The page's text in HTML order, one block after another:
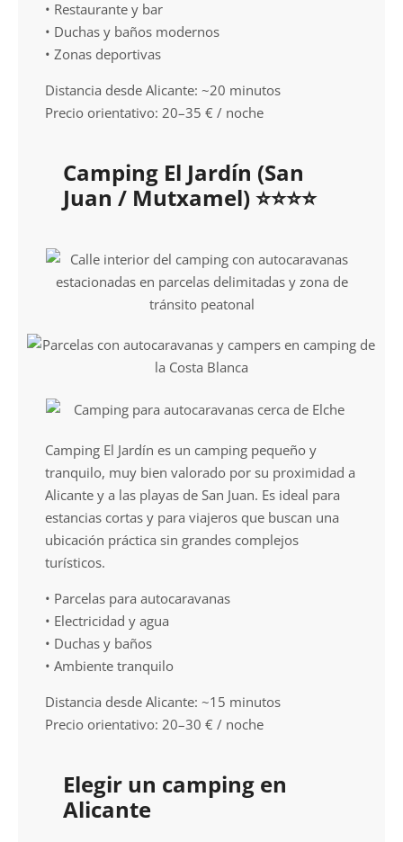
• Restaurante y bar
• Duchas y baños modernos
• Zonas deportivas
Distancia desde Alicante: ~20 minutos
Precio orientativo: 20–35 € / noche
Camping El Jardín (San
Juan / Mutxamel) ⭐⭐⭐⭐
Camping El Jardín es un camping pequeño y
tranquilo, muy bien valorado por su proximidad a
Alicante y a las playas de San Juan. Es ideal para
estancias cortas y para viajeros que buscan una
ubicación práctica sin grandes complejos
turísticos.
• Parcelas para autocaravanas
• Electricidad y agua
• Duchas y baños
• Ambiente tranquilo
Distancia desde Alicante: ~15 minutos
Precio orientativo: 20–30 € / noche
Elegir un camping en
Alicante